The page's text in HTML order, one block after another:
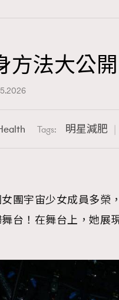
方法大公
Tags: 明星減肥
團宇宙少女成員多榮
台！在舞台上，她展